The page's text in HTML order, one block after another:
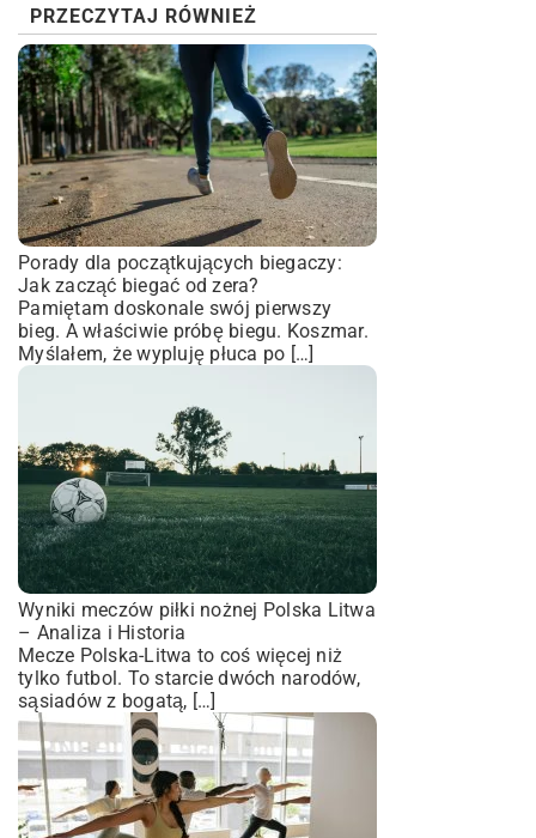
PRZECZYTAJ RÓWNIEŻ
Porady dla początkujących biegaczy:
Jak zacząć biegać od zera?
Pamiętam doskonale swój pierwszy
bieg. A właściwie próbę biegu. Koszmar.
Myślałem, że wypluję płuca po […]
Wyniki meczów piłki nożnej Polska Litwa
– Analiza i Historia
Mecze Polska-Litwa to coś więcej niż
tylko futbol. To starcie dwóch narodów,
sąsiadów z bogatą, […]